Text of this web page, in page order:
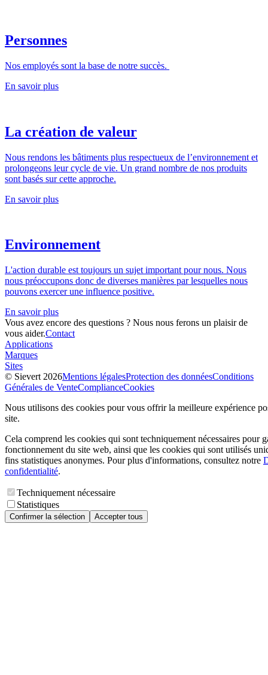
Personnes
Nos employés sont la base de notre succès.
En savoir plus
La création de valeur
Nous rendons les bâtiments plus respectueux de l’environnement et
prolongeons leur cycle de vie. Un grand nombre de nos produits
sont basés sur cette approche.
En savoir plus
Environnement
L'action durable est toujours un sujet important pour nous. Nous
nous préoccupons donc de diverses manières par lesquelles nous
pouvons exercer une influence positive.
En savoir plus
Vous avez encore des questions ? Nous nous ferons un plaisir de
vous aider.Contact
Applications
Marques
Sites
© Sievert 2026Mentions légalesProtection des donnéesConditions
Générales de VenteComplianceCookies
Nous utilisons des cookies pour vous offrir la meilleure expérience
site.
Cela comprend les cookies qui sont techniquement nécessaires pour
fonctionnement du site web, ainsi que les cookies qui sont utilisés
fins statistiques anonymes. Pour plus d'informations, consultez notre
confidentialité.
Techniquement nécessaire
Statistiques
Confirmer la sélection Accepter tous